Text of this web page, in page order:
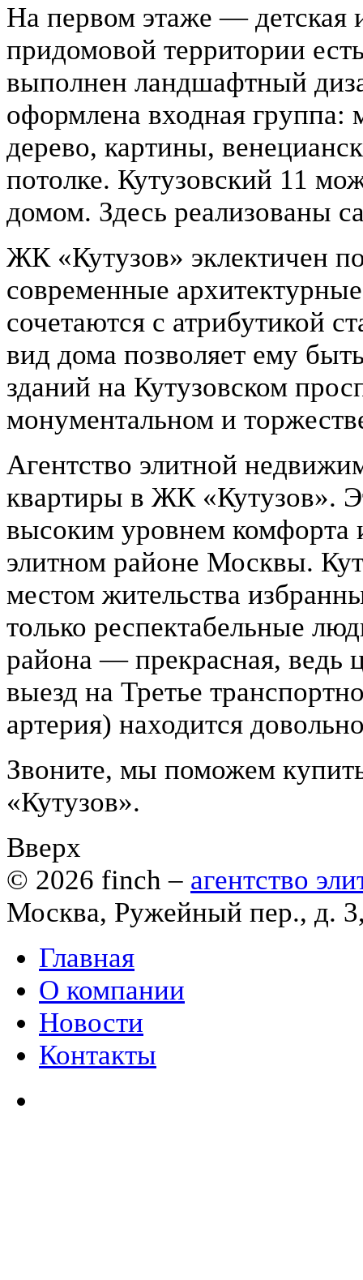
На первом этаже — детская
придомовой территории
выполнен ландшафтный
оформлена входная группа:
дерево, картины,
потолке. Кутузовский 11
домом. Здесь реализованы
ЖК «Кутузов» эклектичен
современные
сочетаются с атрибутикой
вид дома позволяет ему
зданий на Кутузовском
монументальном и
Агентство элитной
квартиры в ЖК «Кутузов».
высоким уровнем комфорта
элитном районе Москвы.
местом жительства
только респектабельные
района — прекрасная, ведь
выезд на Третье
артерия) находится
Звоните, мы поможем
«Кутузов».
Вверх
© 2026 finch – агентство
Москва, Ружейный пер., д.
Главная
О компании
Новости
Контакты